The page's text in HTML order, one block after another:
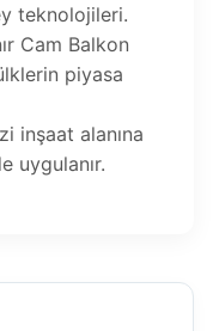
teknolojileri.
Cam Balkon
piyasa
inşaat alanına
uygulanır.